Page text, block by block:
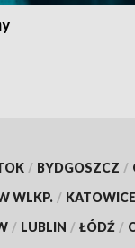
/ BYDGOSZCZ /
WLKP. / KATOWICE
/ LUBLIN / ŁÓDŹ /